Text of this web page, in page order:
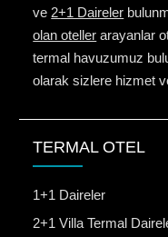
ve 2+1 Daireler
olan oteller arayanlar
termal havuzumuz
olarak sizlere hizmet
TERMAL OTEL
1+1 Daireler
2+1 Villa Termal